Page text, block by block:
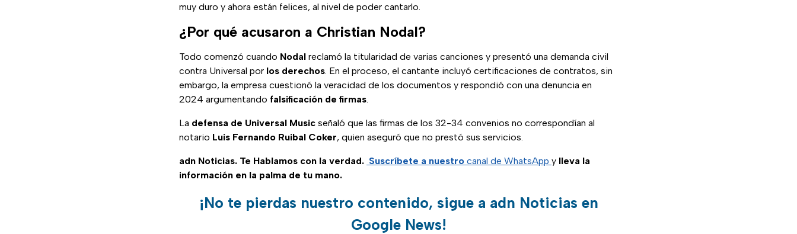
muy duro y ahora están felices, al nivel de poder cantarlo.
¿Por qué acusaron a Christian Nodal?
Todo comenzó cuando Nodal reclamó la titularidad de varias canciones y presentó una demanda civil
contra Universal por los derechos . En el proceso, el cantante incluyó certificaciones de contratos, sin
embargo, la empresa cuestionó la veracidad de los documentos y respondió con una denuncia en
2024 argumentando falsificación de firmas
La defensa de Universal Music señaló que las firmas de los 32-34 convenios no correspondían al
notario Luis Fernando Ruibal Coker, quien aseguró que no prestó sus servicios.
adn Noticias. Te Hablamos con la verdad. Suscríbete a nuestro canal de WhatsApp y lleva la
información en la palma de tu mano.
¡No te pierdas nuestro contenido, sigue a adn Noticias en
Google News!